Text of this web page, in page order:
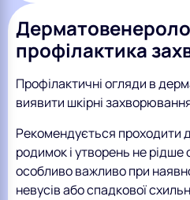
профілактика
Профілактичні огляди в
виявити шкірні
Рекомендується проходити
родимок і утворень не рідше
особливо важливо при
невусів або спадкової